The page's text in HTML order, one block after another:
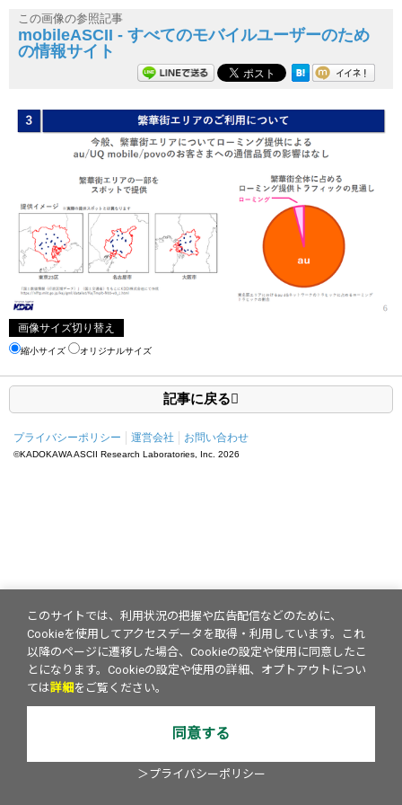
この画像の参照記事
mobileASCII - すべてのモバイルユーザーのため
の情報サイト
画像サイズ切り替え
縮小サイズ オリジナルサイズ
記事に戻る
プライバシーポリシー 運営会社 お問い合わせ
©KADOKAWA ASCII Research Laboratories, Inc. 2026
このサイトでは、利用状況の把握や広告配信などのために、
Cookieを使用してアクセスデータを取得・利用しています。これ
以降のページに遷移した場合、Cookieの設定や使用に同意したこ
とになります。Cookieの設定や使用の詳細、オプトアウトについ
ては詳細 をご覧ください。
同意する
＞プライバシーポリシー